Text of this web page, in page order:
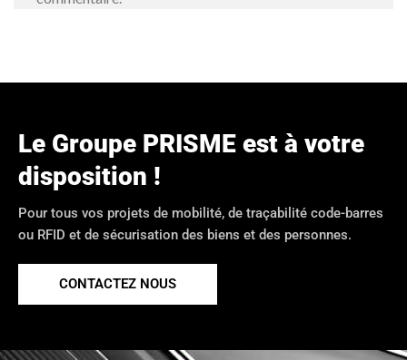
Le Groupe PRISME est à votre
disposition !
Pour tous vos projets de mobilité, de traçabilité code-barres
ou RFID et de sécurisation des biens et des personnes.
CONTACTEZ NOUS